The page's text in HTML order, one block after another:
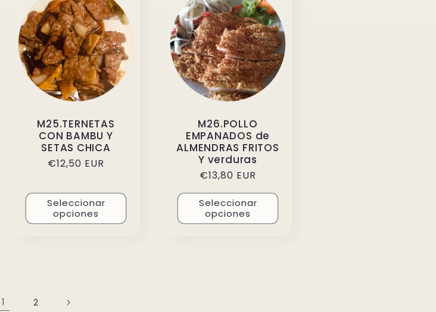
M25.TERNETAS
CON BAMBU Y
SETAS CHICA
Precio
€12,50 EUR
Seleccionar
opciones
M26.POLLO
EMPANADOS de
ALMENDRAS FRITOS
Y verduras
Precio
habitual
€13,80 EUR
Seleccionar
opciones
1 2